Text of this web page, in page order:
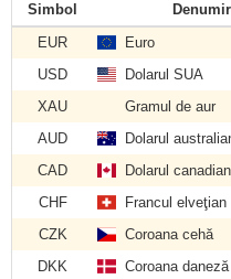
Simbol
EUR
Euro
USD
Dolarul SUA
XAU
Gramul de aur
AUD
Dolarul
CAD
Dolarul canadian
CHF
Francul elveţian
CZK
Coroana cehă
DKK
Coroana daneză